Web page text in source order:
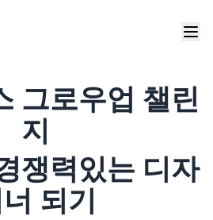
그로우업 챌린
지
쟁력있는 디자
되기